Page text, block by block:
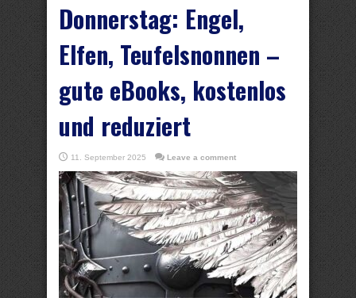
Donnerstag: Engel,
Elfen, Teufelsnonnen –
gute eBooks, kostenlos
und reduziert
11. September 2025 Leave a comment